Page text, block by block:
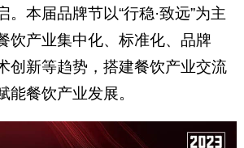
。本届品牌节以“行稳·致远”为主
饮产业集中化、标准化、品牌
创新等趋势，搭建餐饮产业交流
能餐饮产业发展。